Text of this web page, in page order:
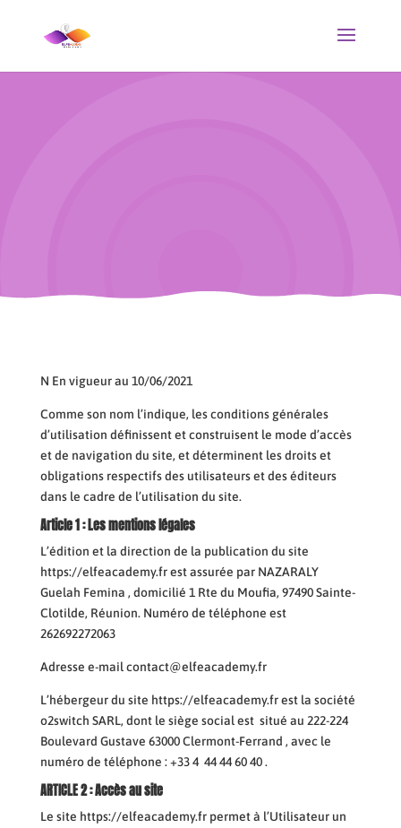
N En vigueur au 10/06/2021
Comme son nom l’indique, les conditions générales
d’utilisation définissent et construisent le mode d’accès
et de navigation du site, et déterminent les droits et
obligations respectifs des utilisateurs et des éditeurs
dans le cadre de l’utilisation du site.
Article 1 : Les mentions légales
L’édition et la direction de la publication du site
https://elfeacademy.fr est assurée par NAZARALY
Guelah Femina , domicilié 1 Rte du Moufia, 97490 Sainte-
Clotilde, Réunion. Numéro de téléphone est
262692272063
Adresse e-mail contact@elfeacademy.fr
L’hébergeur du site https://elfeacademy.fr est la société
o2switch SARL, dont le siège social est situé au 222-224
Boulevard Gustave 63000 Clermont-Ferrand , avec le
numéro de téléphone : +33 4 44 44 60 40 .
ARTICLE 2 : Accès au site
Le site https://elfeacademy.fr permet à l’Utilisateur un